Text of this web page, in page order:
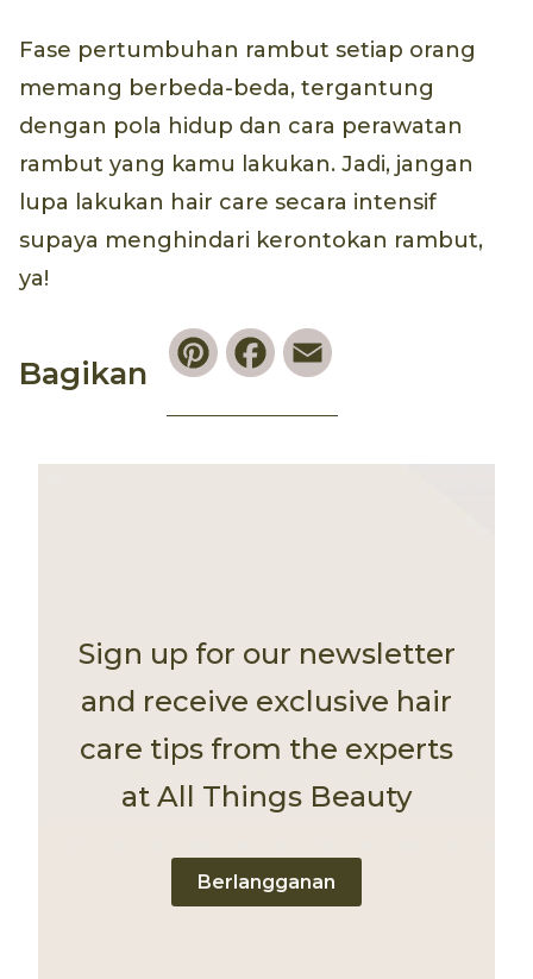
Fase pertumbuhan rambut setiap orang
memang berbeda-beda, tergantung
dengan pola hidup dan cara perawatan
rambut yang kamu lakukan. Jadi, jangan
lupa lakukan hair care secara intensif
supaya menghindari kerontokan rambut,
ya!
Bagikan
PinterestFacebook
Sign up for our newsletter
and receive exclusive hair
care tips from the experts
at All Things Beauty
Berlangganan